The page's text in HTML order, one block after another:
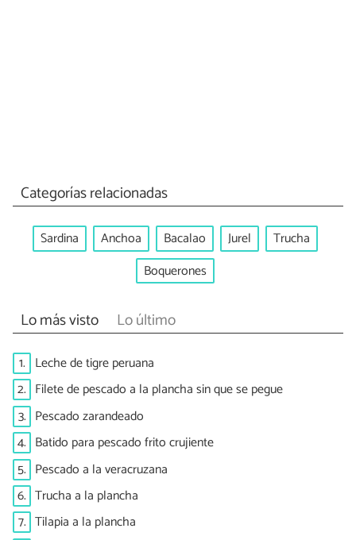
Categorías relacionadas
Sardina Anchoa Bacalao Jurel
Trucha
Boquerones
Lo más visto Lo último
1. Leche de tigre peruana
2. Filete de pescado a la plancha sin que se pegue
3. Pescado zarandeado
4. Batido para pescado frito crujiente
5. Pescado a la veracruzana
6. Trucha a la plancha
7. Tilapia a la plancha